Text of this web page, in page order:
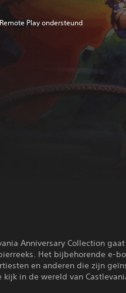
Remote Play ondersteund
Anniversary Collection
Het bijbehorende e-
en anderen die zijn
kijk in de wereld van